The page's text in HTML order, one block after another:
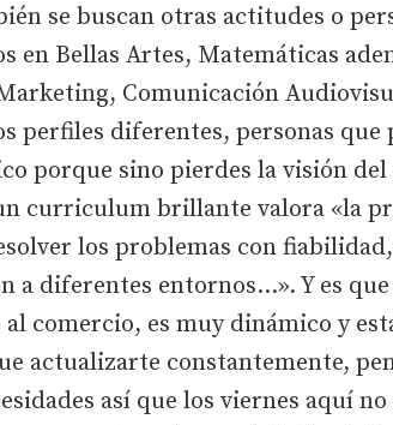
se buscan otras actitudes o
en Bellas Artes, Matemáticas
Comunicación
perfiles diferentes, personas
porque sino pierdes la visión
curriculum brillante valora «la
los problemas con
a diferentes entornos...». Y es
comercio, es muy dinámico y
actualizarte constantemente,
así que los viernes aquí